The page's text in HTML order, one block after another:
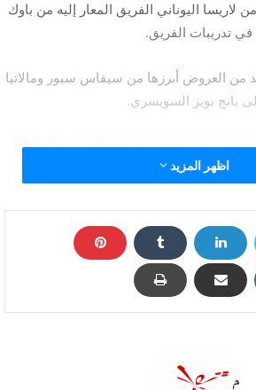
اليوناني الفريق المعار إليه من باوك
تدريبات الفريق.
من العروض أبرزها من سيفاس سبور ومالاتيا
يانج بويز السويسري.
موقف انتقال وردة إلى بيراميدز خلال الفترة
اللاعب وذلك بعد أن وافق باوك على رحيله
بيراميدز
اظهر المزيد